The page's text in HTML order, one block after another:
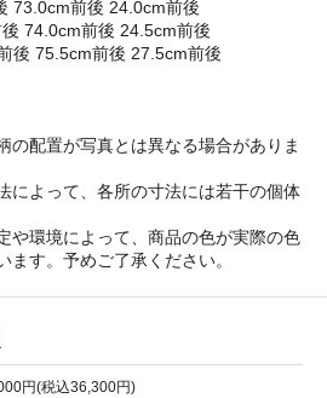
73.0cm前後 24.0cm前後
74.0cm前後 24.5cm前後
後 75.5cm前後 27.5cm前後
の配置が写真とは異なる場合がありま
によって、各所の寸法には若干の個体
や環境によって、商品の色が実際の色
ます。予めご了承ください。
円(税込36,300円)